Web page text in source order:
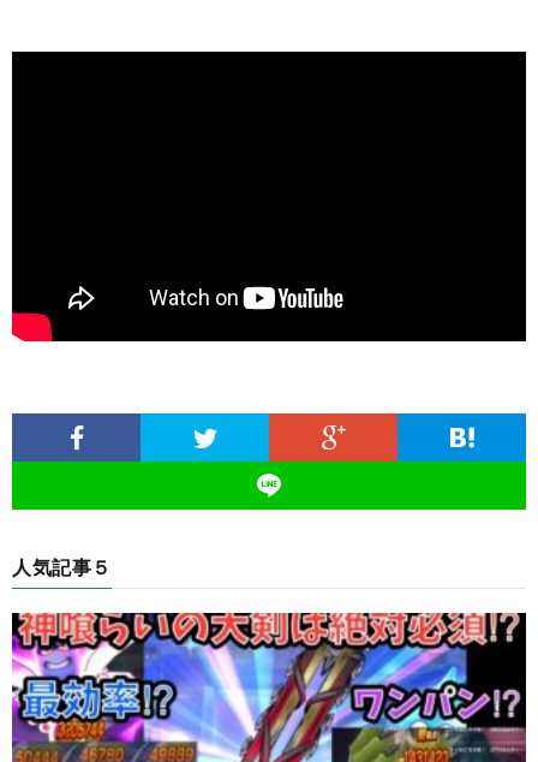
人気記事５